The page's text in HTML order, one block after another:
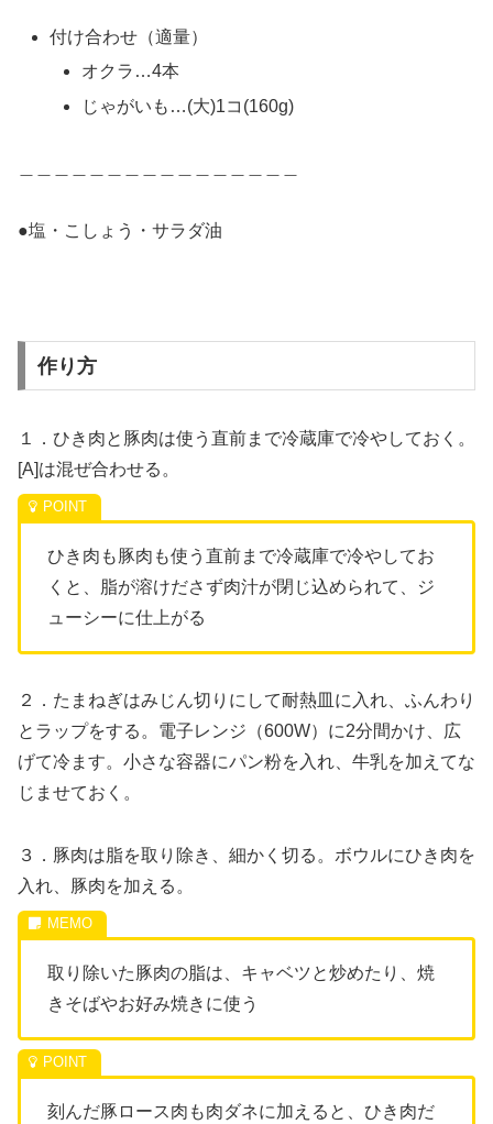
付け合わせ（適量）
オクラ…4本
じゃがいも…(大)1コ(160g)
●塩・こしょう・サラダ油
作り方
１．ひき肉と豚肉は使う直前まで冷蔵庫で冷やしておく。
[A]は混ぜ合わせる。
ひき肉も豚肉も使う直前まで冷蔵庫で冷やしてお
くと、脂が溶けださず肉汁が閉じ込められて、ジ
ューシーに仕上がる
２．たまねぎはみじん切りにして耐熱皿に入れ、ふんわり
とラップをする。電子レンジ（600W）に2分間かけ、広
げて冷ます。小さな容器にパン粉を入れ、牛乳を加えてな
じませておく。
３．豚肉は脂を取り除き、細かく切る。ボウルにひき肉を
入れ、豚肉を加える。
取り除いた豚肉の脂は、キャベツと炒めたり、焼
きそばやお好み焼きに使う
刻んだ豚ロース肉も肉ダネに加えると、ひき肉だ